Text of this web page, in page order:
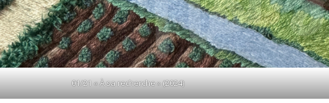
01/21 « À sa recherche » (2024)